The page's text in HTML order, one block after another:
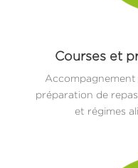
Courses et
préparation de
et régimes